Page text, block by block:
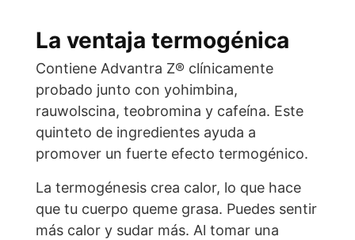
La ventaja termogénica
Contiene Advantra Z® clínicamente
probado junto con yohimbina,
rauwolscina, teobromina y cafeína. Este
quinteto de ingredientes ayuda a
promover un fuerte efecto termogénico.
La termogénesis crea calor, lo que hace
que tu cuerpo queme grasa. Puedes sentir
más calor y sudar más. Al tomar una